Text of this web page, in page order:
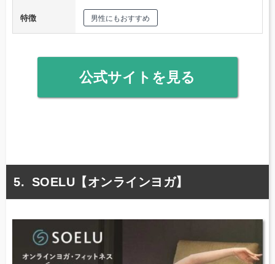
特徴 男性にもおすすめ
公式サイトを見る
SOELU【オンラインヨガ】